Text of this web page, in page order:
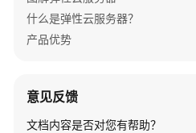
ECS
删
退
什么是弹性云服务器？
产品优势
意见反馈
文档内容是否对您有帮助？